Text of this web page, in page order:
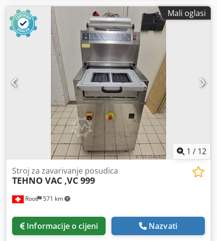
Mali oglasi
1 / 12
Root 571 km
Stroj za zavarivanje posudica
TEHNO VAC ,VC 999
Informacije o cijeni Nazvati